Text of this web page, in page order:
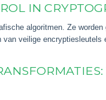
IN
algoritmen. Ze
veilige